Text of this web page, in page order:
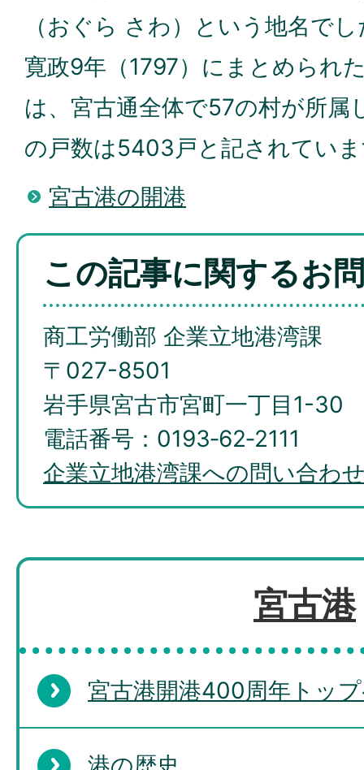
（おぐら さわ）という地名で
寛政9年（1797）にまとめられ
は、宮古通全体で57の村が所属
の戸数は5403戸と記されてい
宮古港の開港
この記事に関するお
商工労働部 企業立地港湾課
〒027-8501
岩手県宮古市宮町一丁目1-30
電話番号：0193‐62‐2111
企業立地港湾課への問い合わ
宮古港
宮古港開港400周年トッ